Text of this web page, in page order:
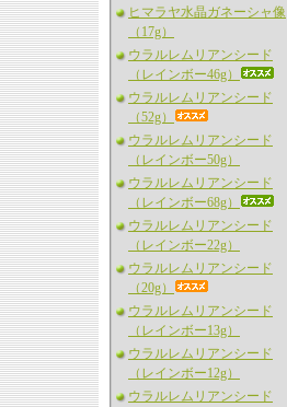
ヒマラヤ水晶ガネーシャ像
（17g）
ウラルレムリアンシード
（レインボー46g）
ウラルレムリアンシード
（52g）
ウラルレムリアンシード
（レインボー50g）
ウラルレムリアンシード
（レインボー68g）
ウラルレムリアンシード
（レインボー22g）
ウラルレムリアンシード
（20g）
ウラルレムリアンシード
（レインボー13g）
ウラルレムリアンシード
（レインボー12g）
ウラルレムリアンシード